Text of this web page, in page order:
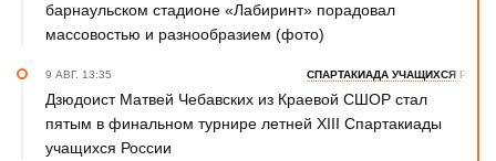
барнаульском стадионе «Лабиринт» порадовал
массовостью и разнообразием (фото)
9 АВГ. 13:35 СПАРТАКИАДА УЧАЩИХСЯ
Дзюдоист Матвей Чебавских из Краевой СШОР стал
пятым в финальном турнире летней XIII Спартакиады
учащихся России